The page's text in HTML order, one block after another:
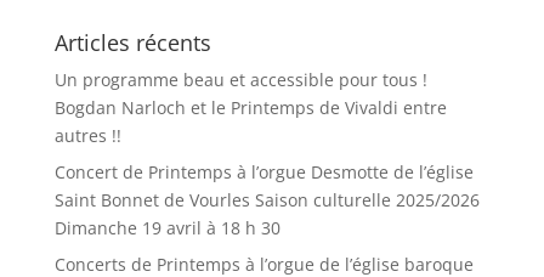
Articles récents
Un programme beau et accessible pour tous !
Bogdan Narloch et le Printemps de Vivaldi entre
autres !!
Concert de Printemps à l’orgue Desmotte de l’église
Saint Bonnet de Vourles Saison culturelle 2025/2026
Dimanche 19 avril à 18 h 30
Concerts de Printemps à l’orgue de l’église baroque